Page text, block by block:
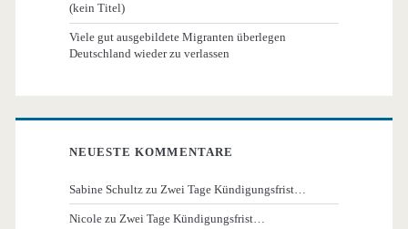
(kein Titel)
Viele gut ausgebildete Migranten überlegen
Deutschland wieder zu verlassen
NEUESTE KOMMENTARE
Sabine Schultz zu Zwei Tage Kündigungsfrist…
Nicole zu Zwei Tage Kündigungsfrist…